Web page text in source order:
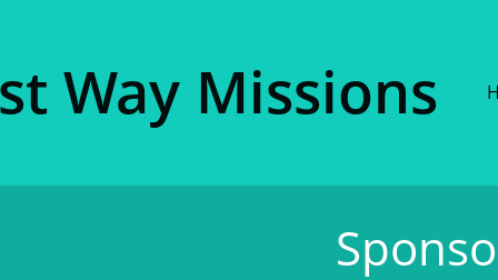
Way Missions​